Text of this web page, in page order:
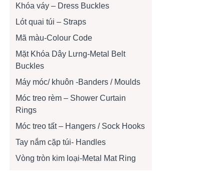
Khóa váy – Dress Buckles
Lót quai túi – Straps
Mã màu-Colour Code
Mặt Khóa Dây Lưng-Metal Belt
Buckles
Máy móc/ khuôn -Banders / Moulds
Móc treo rèm – Shower Curtain
Rings
Móc treo tất – Hangers / Sock Hooks
Tay nắm cặp túi- Handles
Vòng tròn kim loại-Metal Mat Ring